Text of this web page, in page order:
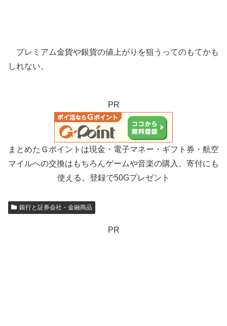
プレミアム金貨や銀貨の値上がりを狙うってのもてかも
しれない。
PR
まとめたＧポイントは現金・電子マネー・ギフト券・航空
マイルへの交換はもちろんゲームや音楽の購入、寄付にも
使える。登録で50Gプレゼント
銀行と証券会社・金融商品
PR